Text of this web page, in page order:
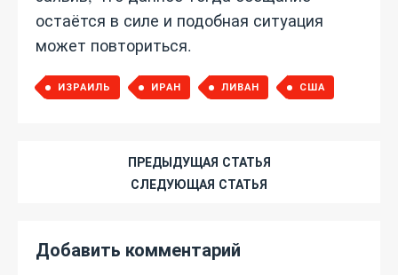
остаётся в силе и подобная ситуация
может повториться.
ИЗРАИЛЬ ИРАН ЛИВАН США
ПРЕДЫДУЩАЯ СТАТЬЯ
СЛЕДУЮЩАЯ СТАТЬЯ
Добавить комментарий